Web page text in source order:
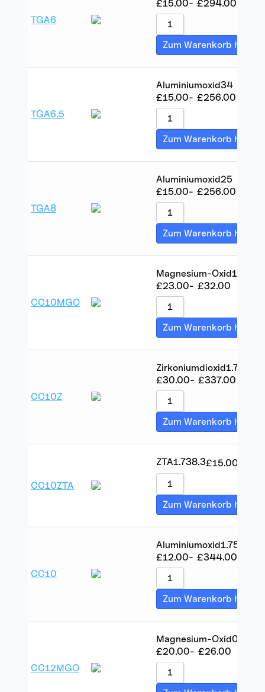
TGA6
£15.00- £294.00
Zum Warenkorb
TGA6.5
Aluminiumoxid34
£15.00- £256.00
Zum Warenkorb
TGA8
Aluminiumoxid25
£15.00- £256.00
Zum Warenkorb
CC10MGO
Magnesium-Oxid1.5
£23.00- £32.00
Zum Warenkorb
CC10Z
Zirkoniumdioxid1.7
£30.00- £337.00
Zum Warenkorb
CC10ZTA
ZTA1.738.3£15.00
Zum Warenkorb
CC10
Aluminiumoxid1.75
£12.00- £344.00
Zum Warenkorb
CC12MGO
Magnesium-Oxid0.7
£20.00- £26.00